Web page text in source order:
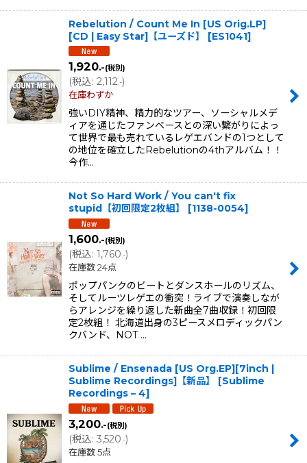
Rebelution / Count Me In [US Orig.LP]
[CD | Easy Star]【ユーズド】
[ES1041]
1,920.-(税別)
(税込: 2,112.-)
在庫わずか
強いDIY精神、精力的なツアー、ソーシャルメデ
ィアを通じたファンベースとの深い繋がりによっ
て世界で最も売れているレゲエバンドの1つとして
の地位を確立したRebelutionの4thアルバム！！
今作…
Not So Hard Work / You can't fix
stupid【初回限定2枚組】
[1138-0054]
1,600.-(税別)
(税込: 1,760.-)
在庫数 24点
ポップパンクのビートとダンスホールのリズム、
そしてルーツレゲエの衝突！ライブで演奏しなが
らアレンジを繰り返した新曲全7曲収録！初回限
定2枚組！ 北海道出身の3ピースメロディックパン
クバンド、NOT …
Sublime / Ensenada [US Org.EP][7inch |
Sublime Recordings]【新品】
[Sublime
Recordings – 4]
3,200.-(税別)
(税込: 3,520.-)
在庫数 5点